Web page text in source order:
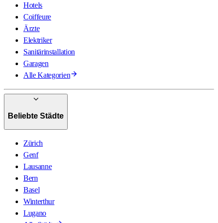
Hotels
Coiffeure
Ärzte
Elektriker
Sanitärinstallation
Garagen
Alle Kategorien
Beliebte Städte
Zürich
Genf
Lausanne
Bern
Basel
Winterthur
Lugano